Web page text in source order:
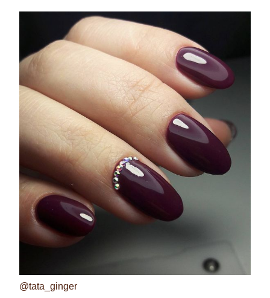
@tata_ginger